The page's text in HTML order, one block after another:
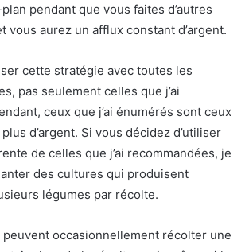
pendant que vous faites d’autres
vous aurez un afflux constant d’argent.
cette stratégie avec toutes les
pas seulement celles que j’ai
ceux que j’ai énumérés sont ceux
d’argent. Si vous décidez d’utiliser
de celles que j’ai recommandées, je
des cultures qui produisent
légumes par récolte.
peuvent occasionnellement récolter une